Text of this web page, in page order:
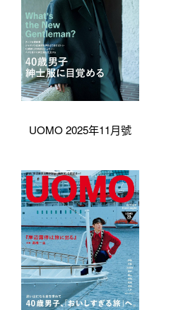
UOMO 2025年11月號